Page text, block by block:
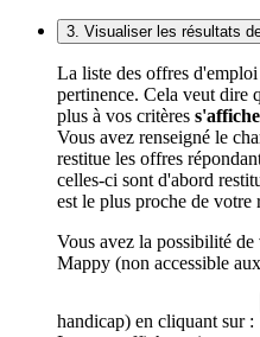
3. Visualiser les résultats
La liste des offres
pertinence. Cela veut dire
plus à vos critères
Vous avez renseigné le
restitue les offres
celles-ci sont d'abord
est le plus proche de votre
Vous avez la possibilité
Mappy (non accessible
handicap) en cliquant sur :